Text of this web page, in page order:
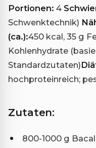
Portionen: 4
Schwenktechnik)
(ca.):450 kcal, 35 g
Kohlenhydrate
Standardzutaten)
hochproteinreich;
Zutaten:
800-1000 g